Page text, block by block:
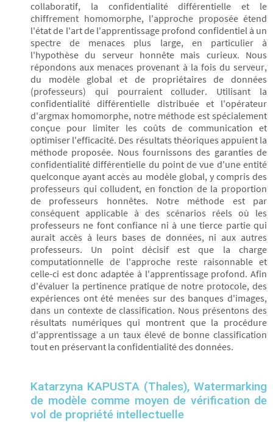
collaboratif, la confidentialité différentielle et le
chiffrement homomorphe, l'approche proposée étend
l'état de l'art de l'apprentissage profond confidentiel à un
spectre de menaces plus large, en particulier à
l'hypothèse du serveur honnête mais curieux. Nous
répondons aux menaces provenant à la fois du serveur,
du modèle global et de propriétaires de données
(professeurs) qui pourraient colluder. Utilisant la
confidentialité différentielle distribuée et l'opérateur
d'argmax homomorphe, notre méthode est spécialement
conçue pour limiter les coûts de communication et
optimiser l'efficacité. Des résultats théoriques appuient la
méthode proposée. Nous fournissons des garanties de
confidentialité différentielle du point de vue d'une entité
quelconque ayant accès au modèle global, y compris des
professeurs qui colludent, en fonction de la proportion
de professeurs honnêtes. Notre méthode est par
conséquent applicable à des scénarios réels où les
professeurs ne font confiance ni à une tierce partie qui
aurait accès à leurs bases de données, ni aux autres
professeurs. Un point décisif est que la charge
computationnelle de l'approche reste raisonnable et
celle-ci est donc adaptée à l'apprentissage profond. Afin
d'évaluer la pertinence pratique de notre protocole, des
expériences ont été menées sur des banques d'images,
dans un contexte de classification. Nous présentons des
résultats numériques qui montrent que la procédure
d'apprentissage a un taux élevé de bonne classification
tout en préservant la confidentialité des données.
Katarzyna KAPUSTA (Thales), Watermarking
de modèle comme moyen de vérification de
vol de propriété intellectuelle